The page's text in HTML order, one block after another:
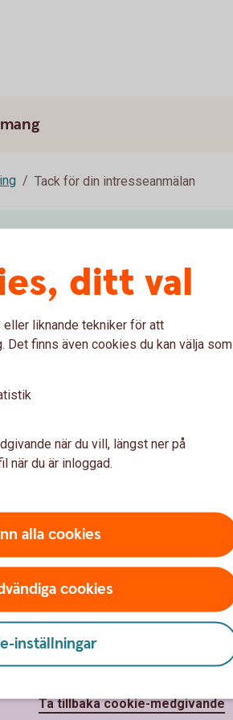
Tack för din intresseanmälan
ditt val
liknande tekniker för att
finns även cookies du kan välja som
när du vill, längst ner på
när du är inloggad.
alla cookies
cookies
inställningar
Säkerhet och
integritet
Ta tillbaka cookie-medgivande